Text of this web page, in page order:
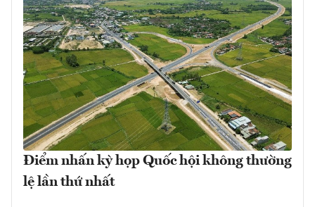
Điểm nhấn kỳ họp Quốc hội không thường
lệ lần thứ nhất